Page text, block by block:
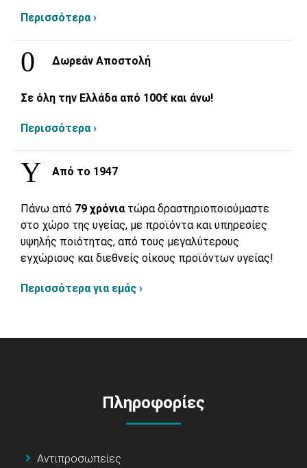
Περισσότερα ›
Δωρεάν Αποστολή
Σε όλη την Ελλάδα από 100€ και άνω!
Περισσότερα ›
Από το 1947
Πάνω από 79 χρόνια τώρα δραστηριοποιούμαστε
στο χώρο της υγείας, με προϊόντα και υπηρεσίες
υψηλής ποιότητας, από τους μεγαλύτερους
εγχώριους και διεθνείς οίκους προϊόντων υγείας!
Περισσότερα για εμάς ›
Πληροφορίες
Αντιπροσωπείες